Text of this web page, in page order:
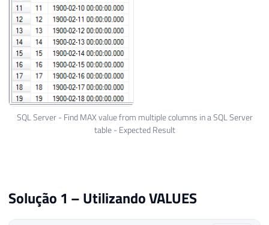
SQL Server - Find MAX value from multiple columns in a SQL Server
table - Expected Result
Solução 1 – Utilizando VALUES